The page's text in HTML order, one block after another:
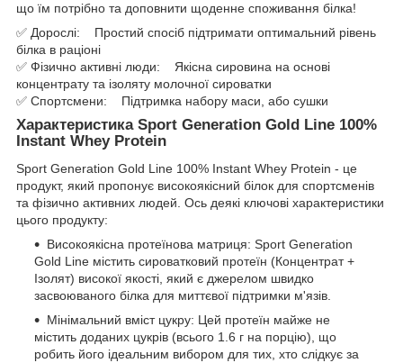
що їм потрібно та доповнити щоденне споживання білка!
✅ Дорослі: Простий спосіб підтримати оптимальний рівень
білка в раціоні
✅ Фізично активні люди: Якісна сировина на основі
концентрату та ізоляту молочної сироватки
✅ Спортсмени: Підтримка набору маси, або сушки
Характеристика Sport Generation Gold Line 100%
Instant Whey Protein
Sport Generation Gold Line 100% Instant Whey Protein - це
продукт, який пропонує високоякісний білок для спортсменів
та фізично активних людей. Ось деякі ключові характеристики
цього продукту:
Високоякісна протеїнова матриця: Sport Generation
Gold Line містить сироватковий протеїн (Концентрат +
Ізолят) високої якості, який є джерелом швидко
засвоюваного білка для миттєвої підтримки м'язів.
Мінімальний вміст цукру: Цей протеїн майже не
містить доданих цукрів (всього 1.6 г на порцію), що
робить його ідеальним вибором для тих, хто слідкує за